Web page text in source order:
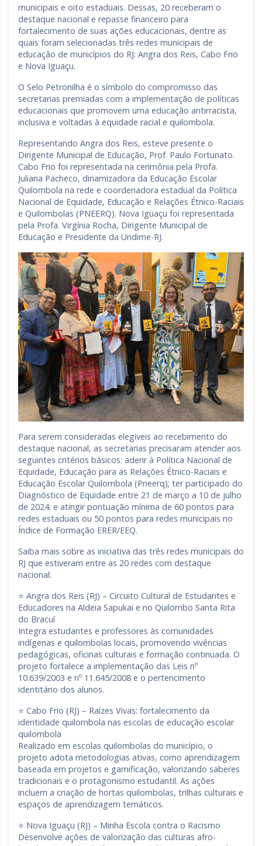
municipais e oito estaduais. Dessas, 20 receberam o
destaque nacional e repasse financeiro para
fortalecimento de suas ações educacionais, dentre as
quais foram selecionadas três redes municipais de
educação de municípios do RJ: Angra dos Reis, Cabo Frio
e Nova Iguaçu.
O Selo Petronilha é o símbolo do compromisso das
secretarias premiadas com a implementação de políticas
educacionais que promovem uma educação antirracista,
inclusiva e voltadas à equidade racial e quilombola.
Representando Angra dos Reis, esteve presente o
Dirigente Municipal de Educação, Prof. Paulo Fortunato.
Cabo Frio foi representada na cerimônia pela Profa.
Juliana Pacheco, dinamizadora da Educação Escolar
Quilombola na rede e coordenadora estadual da Política
Nacional de Equidade, Educação e Relações Étnico-Raciais
e Quilombolas (PNEERQ). Nova Iguaçu foi representada
pela Profa. Virgínia Rocha, Dirigente Municipal de
Educação e Presidente da Undime-RJ.
Para serem consideradas elegíveis ao recebimento do
destaque nacional, as secretarias precisaram atender aos
seguintes critérios básicos: aderir à Política Nacional de
Equidade, Educação para as Relações Étnico-Raciais e
Educação Escolar Quilombola (Pneerq); ter participado do
Diagnóstico de Equidade entre 21 de março a 10 de julho
de 2024; e atingir pontuação mínima de 60 pontos para
redes estaduais ou 50 pontos para redes municipais no
Índice de Formação ERER/EEQ.
Saiba mais sobre as iniciativa das três redes municipais do
RJ que estiveram entre as 20 redes com destaque
nacional:
⭐ Angra dos Reis (RJ) – Circuito Cultural de Estudantes e
Educadores na Aldeia Sapukai e no Quilombo Santa Rita
do Bracuí
Integra estudantes e professores às comunidades
indígenas e quilombolas locais, promovendo vivências
pedagógicas, oficinas culturais e formação continuada. O
projeto fortalece a implementação das Leis nº
10.639/2003 e nº 11.645/2008 e o pertencimento
identitário dos alunos.
⭐ Cabo Frio (RJ) – Raízes Vivas: fortalecimento da
identidade quilombola nas escolas de educação escolar
quilombola
Realizado em escolas quilombolas do município, o
projeto adota metodologias ativas, como aprendizagem
baseada em projetos e gamificação, valorizando saberes
tradicionais e o protagonismo estudantil. As ações
incluem a criação de hortas quilombolas, trilhas culturais e
espaços de aprendizagem temáticos.
⭐ Nova Iguaçu (RJ) – Minha Escola contra o Racismo
Desenvolve ações de valorização das culturas afro-